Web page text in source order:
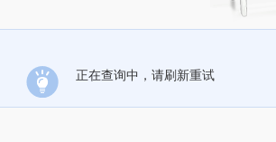
正在查询中，请刷新重试